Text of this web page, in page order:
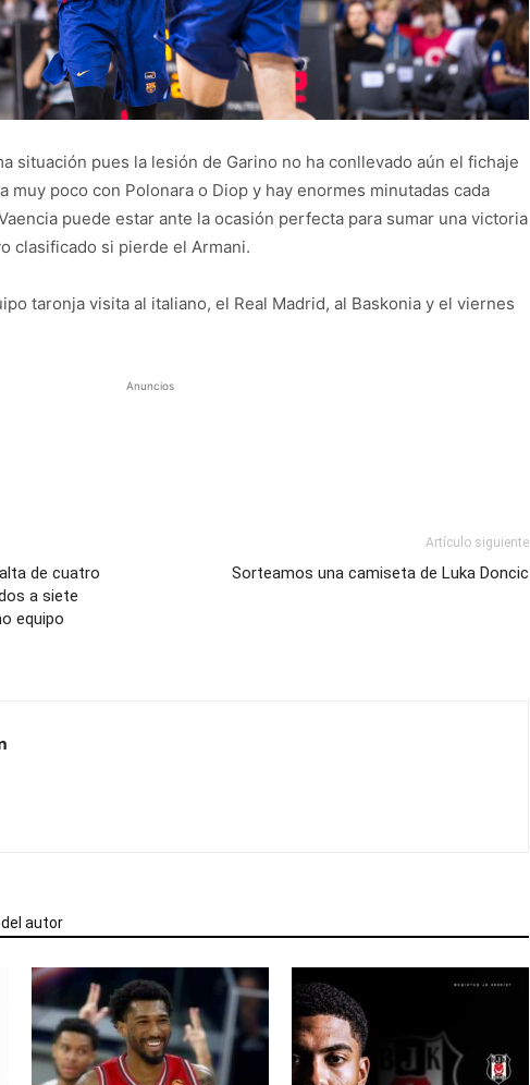
situación pues la lesión de Garino no ha conllevado aún el fichaje
muy poco con Polonara o Diop y hay enormes minutadas cada
puede estar ante la ocasión perfecta para sumar una victoria
clasificado si pierde el Armani.
taronja visita al italiano, el Real Madrid, al Baskonia y el viernes
Anuncios
de cuatro
a siete
equipo
Artículo siguiente
Sorteamos una camiseta de Luka Doncic
autor